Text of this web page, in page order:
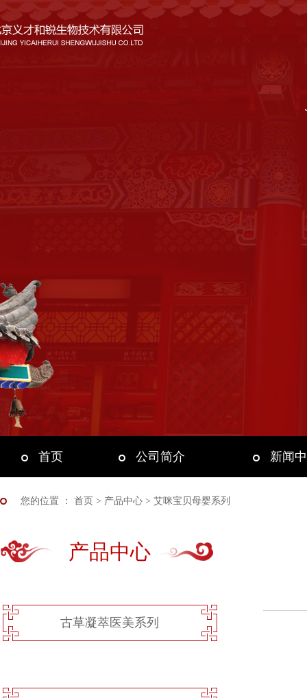
首页 公司简介 新闻
您的位置 ： 首页 > 产品中心 > 艾咪宝贝母婴系列
产品中心
古草凝萃医美系列